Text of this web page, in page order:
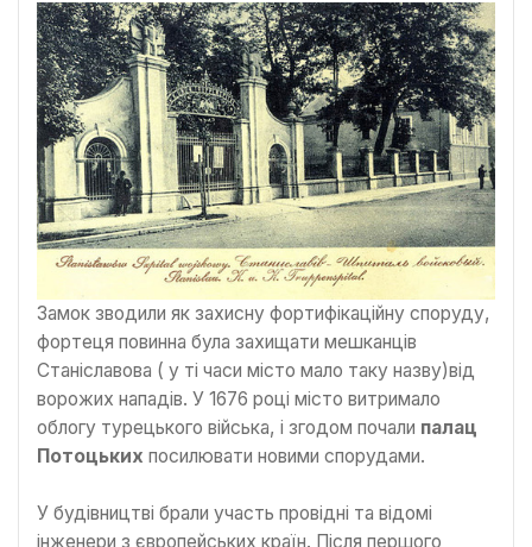
Замок зводили як захисну фортифікаційну споруду,
фортеця повинна була захищати мешканців
Станіславова ( у ті часи місто мало таку назву)від
ворожих нападів. У 1676 році місто витримало
облогу турецького війська, і згодом почали палац
Потоцьких посилювати новими спорудами.
У будівництві брали участь провідні та відомі
інженери з європейських країн. Після першого